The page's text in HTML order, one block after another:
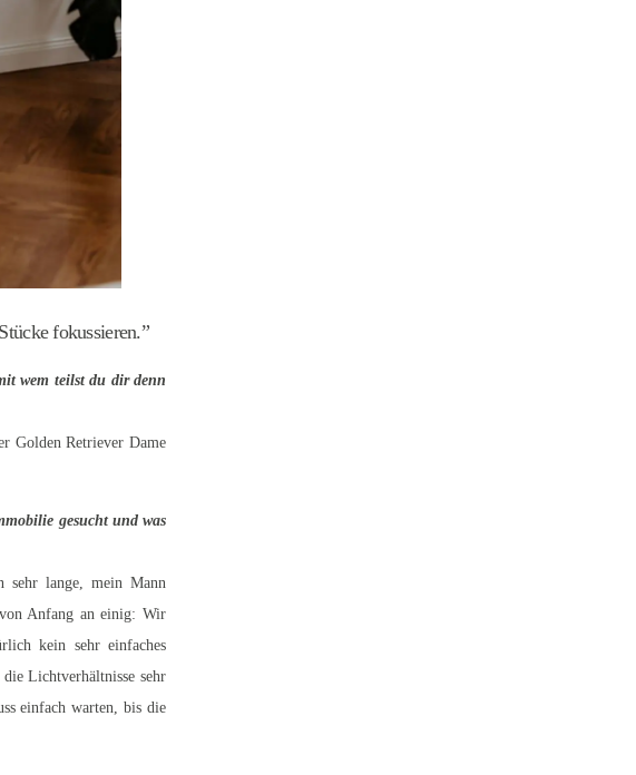
fokussieren.”
wem teilst du dir denn
Golden Retriever Dame
gesucht und was
sehr lange, mein Mann
Anfang an einig: Wir
kein sehr einfaches
Lichtverhältnisse sehr
einfach warten, bis die